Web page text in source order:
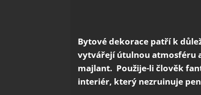
Bytové dekorace patří k
vytvářejí útulnou atmosféru
majlant. Použije-li člověk
interiér, který nezruinuje